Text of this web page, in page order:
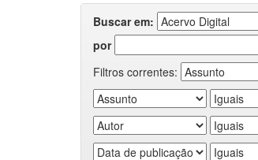
Buscar em:
por
Filtros correntes: